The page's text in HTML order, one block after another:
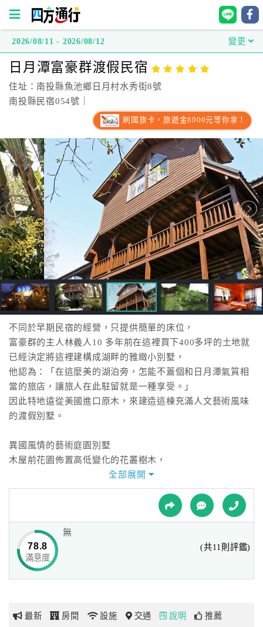
方
通
行
台
灣
訂
房
直
接
跟
飯
店
訂
房
HOT
特
色
民
球
網
玩
2026/08/11 - 2026/08/12 變更
日月潭富豪群渡假民宿
住址：南投縣魚池鄉日月村水秀街8號
南投縣民宿054號｜
刷國旅卡，旅遊金8000元等你拿！
不同於早期民宿的經營，只提供簡單的床位，
富豪群的主人林義人10 多年前在這裡買下400多坪的土地就
已經決定將這裡建構成湖畔的雅緻小別墅，
他認為：「在這麼美的湖泊旁，怎能不蓋個和日月潭氣質相
當的旅店，讓旅人在此駐留就是一種享受。」
因此特地遠從美國進口原木，來建造這棟充滿人文藝術風味
的渡假別墅。
異國風情的藝術庭園別墅
木屋前花園佈置高低變化的花叢樹木，
樹叢間若隱若現著石雕和玻璃攤設，
金屬線條讓藤蔓樹叢攀爬，營造高矮層次交疊的叢林感。
桌椅散落在花園樹叢間，客人可以隨興找處喜歡的花園角
互不打擾地談話聊天，享受隱身樹林裡雍容自在的悠閒氣
氛。
走進大廳內，空氣中瀰漫著淡淡的精油芳香，
水晶飾品，
全部展開
78.8
滿意度
無
(共11則評鑑)
最新 房間 設施 交通 說明 推薦